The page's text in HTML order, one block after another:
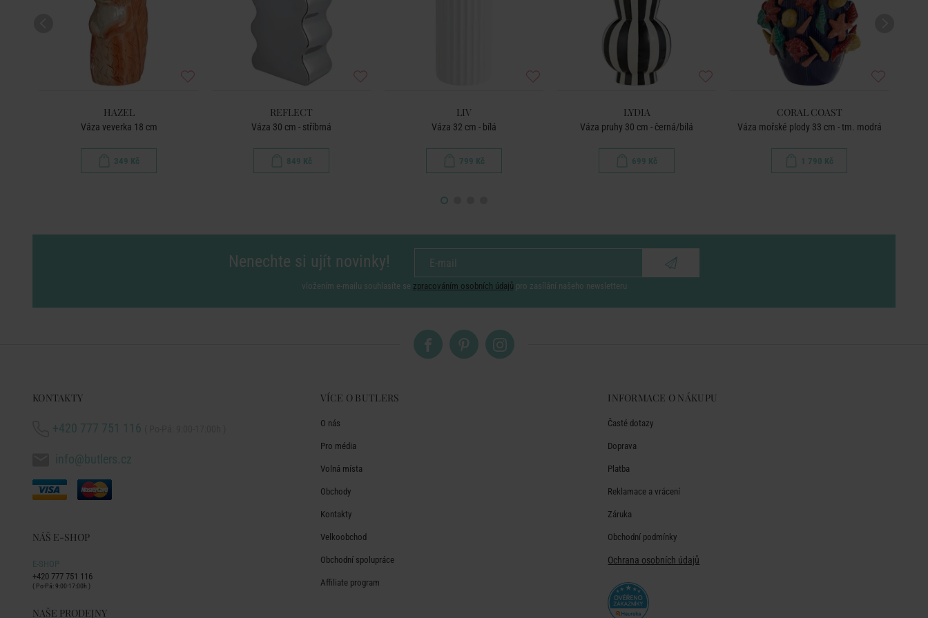
HAZEL
Váza veverka 18 cm
349 Kč
REFLECT
Váza 30 cm - stříbrná
849 Kč
LIV
Váza 32 cm - bílá
799 Kč
LYDIA
Váza pruhy 30 cm - černá/bílá
699 Kč
CORAL COAST
Váza mořské plody 33 cm - tm. modrá
1 790 Kč
Nenechte si ujít novinky!
vložením e-mailu souhlasíte se zpracováním osobních údajů pro zasílání našeho newsletteru
KONTAKTY
+420 777 751 116
info@butlers.cz
NÁŠ E-SHOP
E-SHOP
+420 777 751 116
( Po-Pá: 9:00-17:00h )
NAŠE PRODEJNY
VÍCE O BUTLERS
O nás
Pro média
Volná místa
Obchody
Kontakty
Velkoobchod
Obchodní spolupráce
Affiliate program
INFORMACE O NÁKUPU
Časté dotazy
Doprava
Platba
Reklamace a vrácení
Záruka
Obchodní podmínky
Ochrana osobních údajů